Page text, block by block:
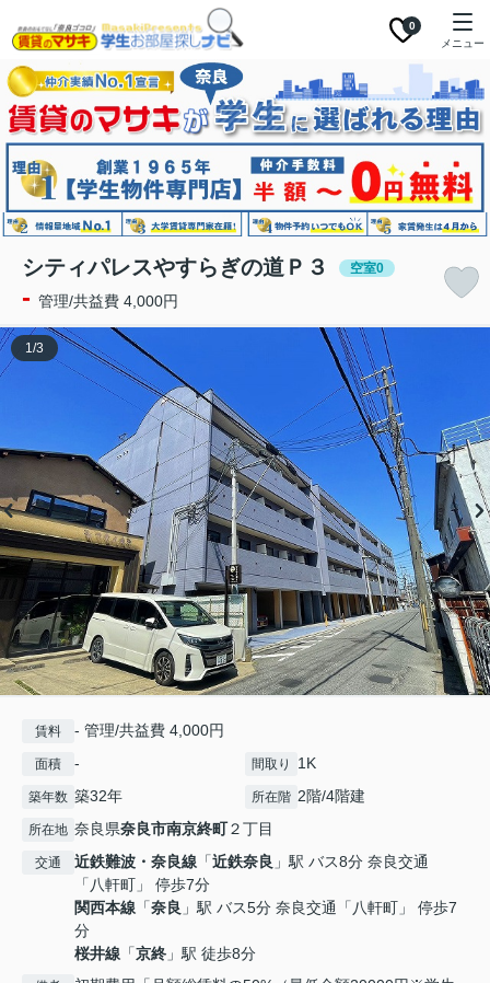
0
メニュー
シティパレスやすらぎの道Ｐ３ 空室0
- 管理/共益費 4,000円
1/3
賃料 - 管理/共益費 4,000円
面積 - 間取り 1K
築年数 築32年 所在階 2階/4階建
所在地 奈良県奈良市南京終町２丁目
交通 近鉄難波・奈良線 「近鉄奈良 」駅 バス8分 奈良交通
「八軒町」 停歩7分
関西本線 「奈良 」駅 バス5分 奈良交通「八軒町」 停歩7
分
桜井線 「京終 」駅 徒歩8分